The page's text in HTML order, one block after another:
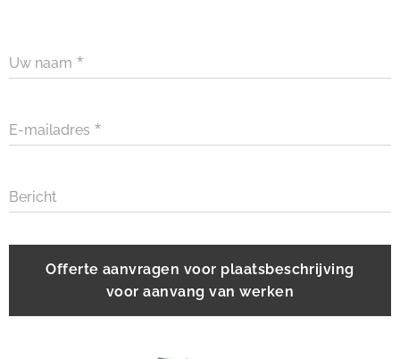
Uw naam
E-mailadres
Bericht
Offerte aanvragen voor plaatsbeschrijving
voor aanvang van werken